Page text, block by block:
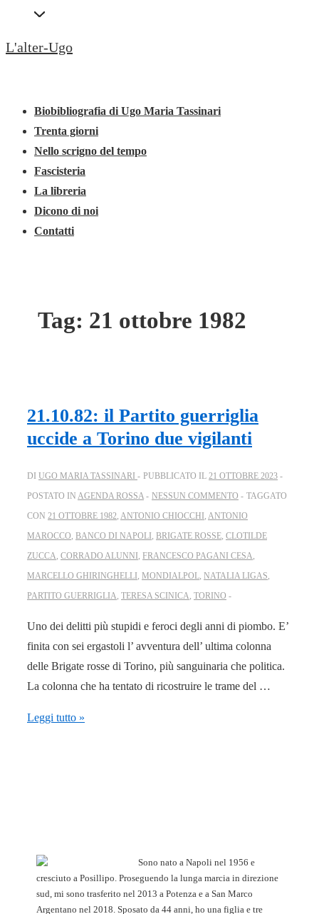
al
Secondary
L'alter-Ugo
principaleBiobibliografia di Ugo Maria Tassinari
Trenta giorni
Nello scrigno del tempo
Fascisteria
La libreria
Dicono di noi
Contatti
Tag: 21 ottobre 1982
21.10.82: il Partito guerriglia
uccide a Torino due vigilanti
DI UGO MARIA TASSINARI PUBBLICATO IL 21 OTTOBRE 2023
POSTATO IN AGENDA ROSSA NESSUN COMMENTO
TAGGATO
CON 21 OTTOBRE 1982, ANTONIO CHIOCCHI , ANTONIO
MAROCCO, BANCO DI NAPOLI , BRIGATE ROSSE, CLOTILDE
ZUCCA, CORRADO ALUNNI , FRANCESCO PAGANI CESA,
MARCELLO GHIRINGHELLI , MONDIALPOL, NATALIA LIGAS,
PARTITO GUERRIGLIA, TERESA SCINICA, TORINO
Uno dei delitti più stupidi e feroci degli anni di piombo. E’
finita con sei ergastoli l’ avventura dell’ ultima colonna
delle Brigate rosse di Torino, più sanguinaria che politica.
La colonna che ha tentato di ricostruire le trame del …
21.10.82:
due
vigilanti
Leggi tutto »
Sono nato a Napoli nel 1956 e
cresciuto a Posillipo. Proseguendo la lunga marcia in direzione
sud, mi sono trasferito nel 2013 a Potenza e a San Marco
Argentano nel 2018. Sposato da 44 anni, ho una figlia e tre